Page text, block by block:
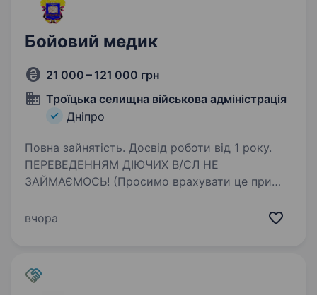
Бойовий медик
21 000 – 121 000 грн
Троїцька селищна військова адміністрація
Дніпро
Повна зайнятість. Досвід роботи від 1 року.
ПЕРЕВЕДЕННЯМ ДІЮЧИХ В/СЛ НЕ
ЗАЙМАЄМОСЬ! (Просимо врахувати це при
Силах України в Дніпропетровській,
вчора